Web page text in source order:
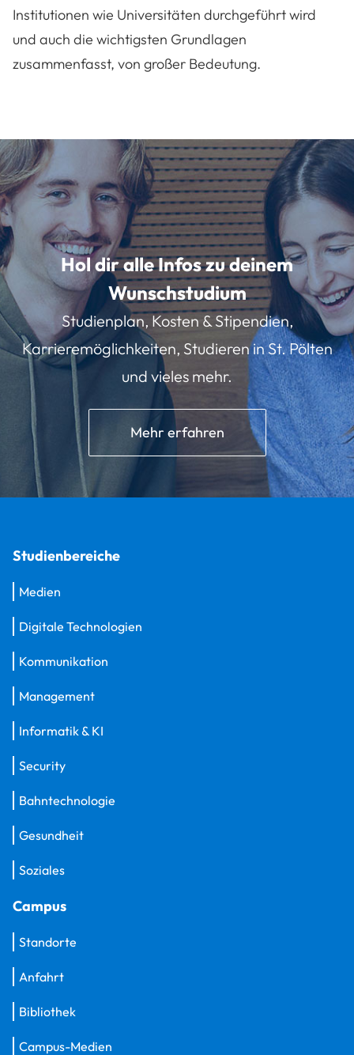
Institutionen wie Universitäten durchgeführt wird
und auch die wichtigsten Grundlagen
zusammenfasst, von großer Bedeutung.
Hol dir alle Infos zu deinem
Wunschstudium
Studienplan, Kosten & Stipendien,
Karrieremöglichkeiten, Studieren in St. Pölten
und vieles mehr.
Mehr erfahren
Studienbereiche
Medien
Digitale Technologien
Kommunikation
Management
Informatik & KI
Security
Bahntechnologie
Gesundheit
Soziales
Campus
Standorte
Anfahrt
Bibliothek
Campus-Medien